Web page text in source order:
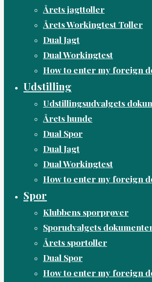
Årets jagttoller
Årets Workingtest Toller
Dual Jagt
Dual Workingtest
How to enter my foreign
Udstilling
Udstillingsudvalgets
Årets hunde
Dual Spor
Dual Jagt
Dual Workingtest
How to enter my foreign
Spor
Klubbens sporprøver
Sporudvalgets
Årets sportoller
Dual Spor
How to enter my foreign